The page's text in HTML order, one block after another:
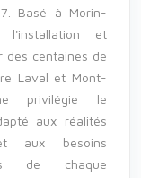
Basé à Morin-
et
des centaines de
Laval et Mont-
privilégie le
aux réalités
aux besoins
de chaque